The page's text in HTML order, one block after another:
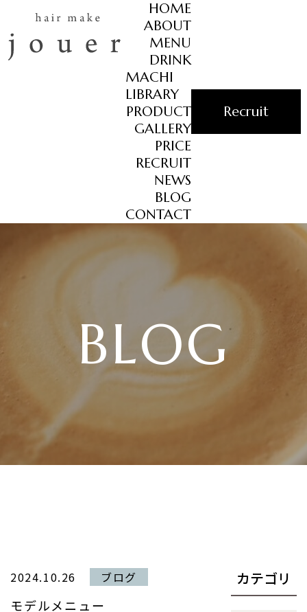
HOME
ABOUT
MENU
DRINK
MACHI
LIBRARY
PRODUCT
GALLERY
PRICE
RECRUIT
NEWS
BLOG
CONTACT
Recruit
BLOG
2024.10.26 ブログ
モデルメニュー
カテゴリ